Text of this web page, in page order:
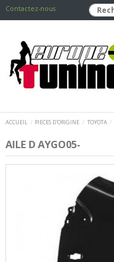
Contactez-nous
ACCUEIL PIECES D'ORIGINE TOYOTA
AILE D AYGO05-